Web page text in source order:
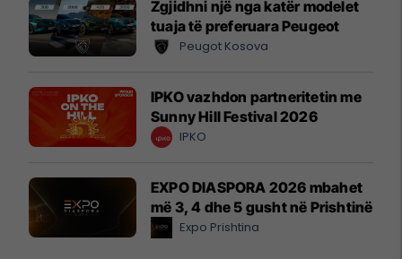
Zgjidhni një nga katër modelet
tuaja të preferuara Peugeot
Peugot Kosova
IPKO vazhdon partneritetin me
Sunny Hill Festival 2026
IPKO
EXPO DIASPORA 2026 mbahet
më 3, 4 dhe 5 gusht në Prishtinë
Expo Prishtina